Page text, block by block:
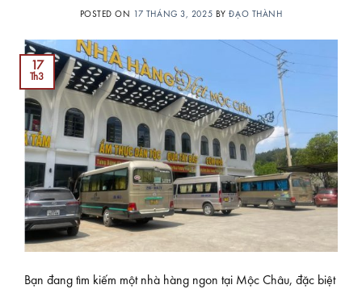
POSTED ON 17 THÁNG 3, 2025 BYĐẠO THÀNH
17
Th3
Bạn đang tìm kiếm một nhà hàng ngon tại Mộc Châu, đặc biệt